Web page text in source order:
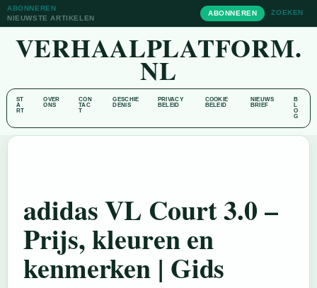
ABONNEREN
NIEUWSTE ARTIKELEN
ABONNEREN ZOEKEN
VERHAALPLATFORM.
NL
ST
A
RT
OVER
ONS
CON
TAC
T
GESCHIE
DENIS
PRIVACY
BELEID
COOKIE
BELEID
NIEUWS
BRIEF
B
L
O
G
adidas VL Court 3.0 –
Prijs, kleuren en
kenmerken | Gids